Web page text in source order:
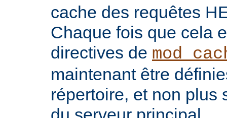
cache des requêtes
Chaque fois que cela
directives de
maintenant être
répertoire, et non plus